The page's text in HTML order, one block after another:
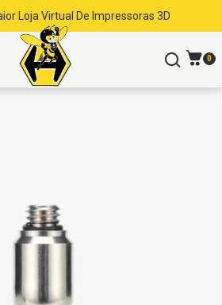
Loja Virtual De Impressoras 3D
0